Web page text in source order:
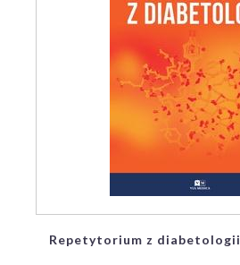
Repetytorium z diabetologii